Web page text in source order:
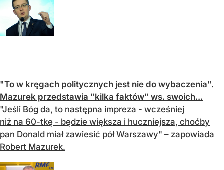
"To w kręgach politycznych jest nie do wybaczenia".
Mazurek przedstawia "kilka faktów" ws. swoich...
"Jeśli Bóg da, to następna impreza - wcześniej
niż na 60-tkę - będzie większa i huczniejsza, choćby
pan Donald miał zawiesić pół Warszawy" – zapowiada
Robert Mazurek.